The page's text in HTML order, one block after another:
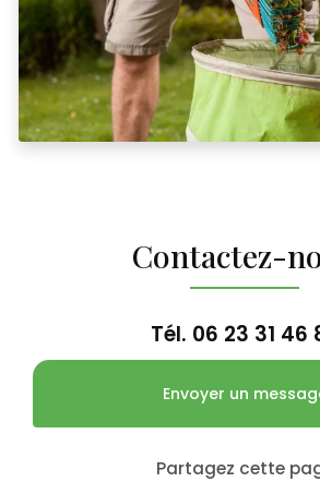
Contactez-
Tél. 06 23 31 46
Envoyer un
Partagez cette